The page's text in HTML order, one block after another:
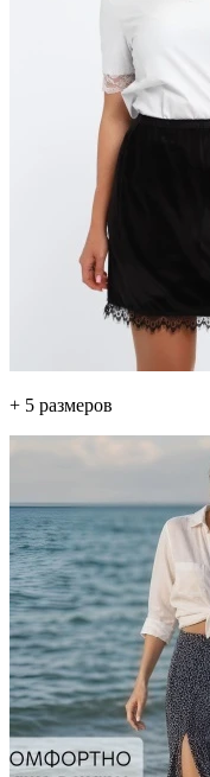
+ 5 размеров